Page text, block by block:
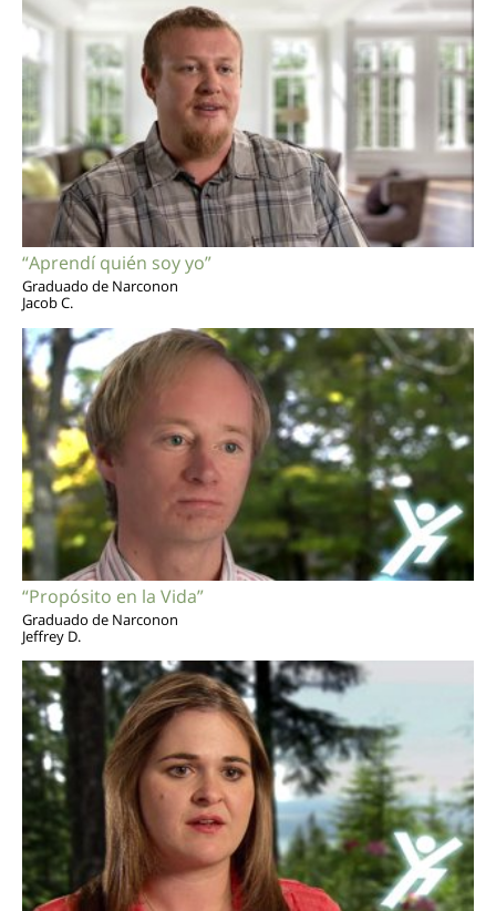
“Aprendí quién soy yo”
Graduado de Narconon
Jacob C.
“Propósito en la Vida”
Graduado de Narconon
Jeffrey D.